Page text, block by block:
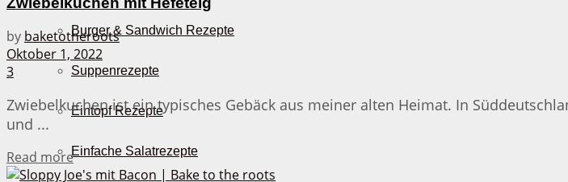
Burger & Sandwich Rezepte
Suppenrezepte
Eintopf Rezepte
Einfache Salatrezepte
by baketotheroots
Oktober 1, 2022
3
Zwiebelkuchen ist ein typisches Gebäck aus meiner alten Heimat. In
und ...
Read moreDetails